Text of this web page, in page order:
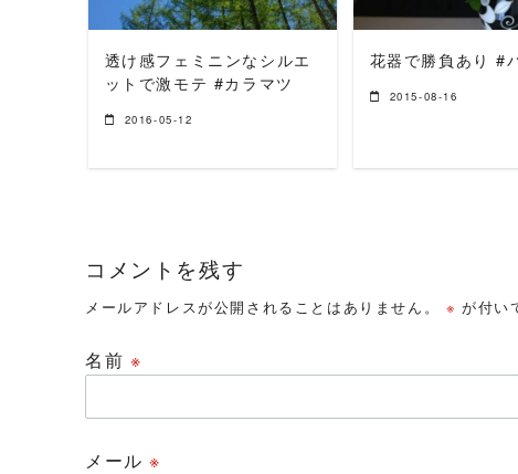
透け感フェミニンなシルエ
ットで激モテ #カラマツ
2016-05-12
花器で勝負あり #
2015-08-16
コメントを残す
メールアドレスが公開されることはありません。 ※ が付い
名前 ※
メール※